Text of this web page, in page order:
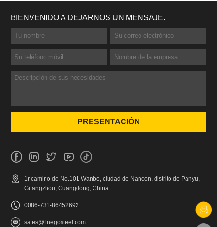
BIENVENIDO A DEJARNOS UN MENSAJE.
1r camino de No.101 Wanbo, ciudad de Nancon, distrito de Panyu,
Guangzhou, Guangdong, China
0086-731-86452692
sales@finegosteel.com